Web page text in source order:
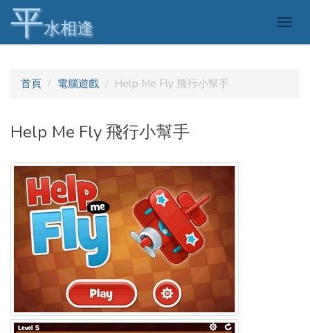
平水相逢
首頁 電腦遊戲 Help Me Fly 飛行小幫手
Help Me Fly 飛行小幫手